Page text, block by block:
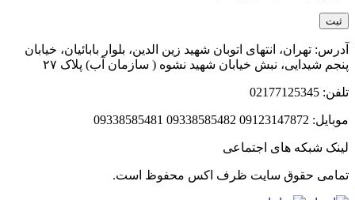
آدرس: تهران، انتهای اتوبان شهید زین الدین، بلوار بابائیان، خیابان
پنجم شیدایی، نبش خیابان شهید نشوه ( سازمان آب) پلاک ۲۷
تلفن: 02177125345
موبایل: 09123147872 09338585482 09338585481
لینک شبکه های اجتماعی
تمامی حقوق سایت ظرف اکس محفوظ است.